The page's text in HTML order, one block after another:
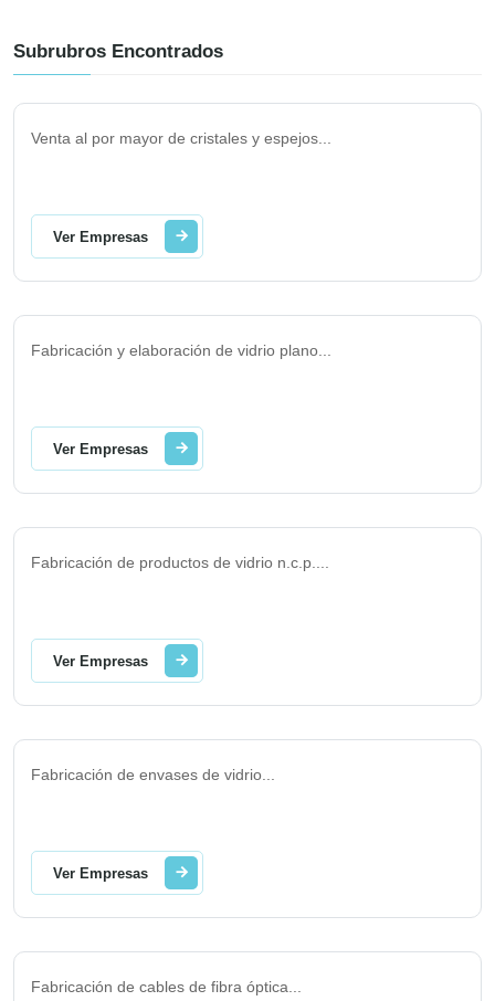
Subrubros Encontrados
Venta al por mayor de cristales y espejos
Ver Empresas
Fabricación y elaboración de vidrio plano
Ver Empresas
Fabricación de productos de vidrio n.c.p.
Ver Empresas
Fabricación de envases de vidrio
Ver Empresas
Fabricación de cables de fibra óptica